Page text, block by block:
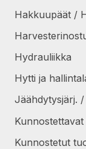
Hakkuupäät /
Hydrauliikka
Hytti ja
Jäähdytysjärj.
Kunnostetut